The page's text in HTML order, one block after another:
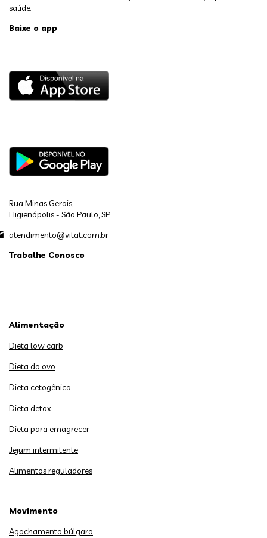
saúde.
Baixe o app
Rua Minas Gerais,
Higienópolis - São Paulo, SP
atendimento@vitat.com.br
Trabalhe Conosco
Alimentação
Dieta low carb
Dieta do ovo
Dieta cetogênica
Dieta detox
Dieta para emagrecer
Jejum intermitente
Alimentos reguladores
Movimento
Agachamento búlgaro